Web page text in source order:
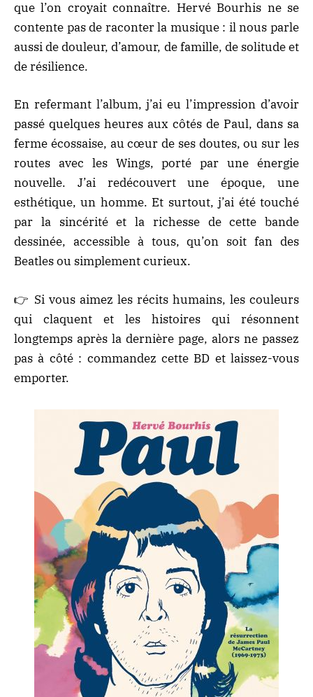
que l’on croyait connaître. Hervé Bourhis ne se
contente pas de raconter la musique : il nous parle
aussi de douleur, d’amour, de famille, de solitude et
de résilience.
En refermant l’album, j’ai eu l’impression d’avoir
passé quelques heures aux côtés de Paul, dans sa
ferme écossaise, au cœur de ses doutes, ou sur les
routes avec les Wings, porté par une énergie
nouvelle. J’ai redécouvert une époque, une
esthétique, un homme. Et surtout, j’ai été touché
par la sincérité et la richesse de cette bande
dessinée, accessible à tous, qu’on soit fan des
Beatles ou simplement curieux.
👉 Si vous aimez les récits humains, les couleurs
qui claquent et les histoires qui résonnent
longtemps après la dernière page, alors ne passez
pas à côté : commandez cette BD et laissez-vous
emporter.